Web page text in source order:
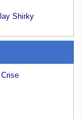
Shirky